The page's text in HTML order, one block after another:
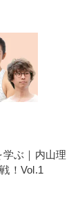
ぶ｜内山理
！Vol.1